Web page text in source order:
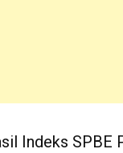
Indeks SPBE